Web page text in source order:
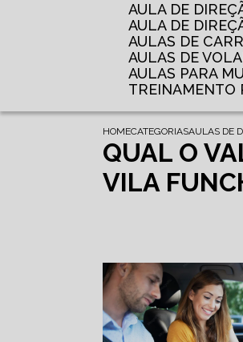
AULA DE
AULA DE
AULAS DE
AULAS DE
AULAS PARA
HOMECATEGORIASAULAS DE
QUAL O
VILA